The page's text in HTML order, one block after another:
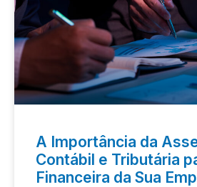
A Importância da
Contábil e Tributária
Financeira da Sua